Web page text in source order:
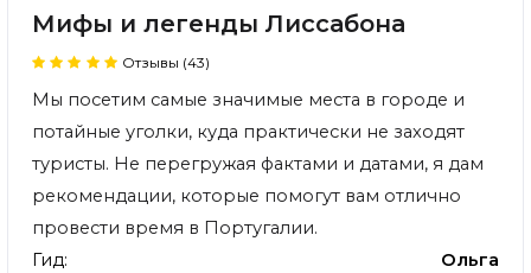
Мифы и легенды Лиссабона
Отзывы (43)
Мы посетим самые значимые места в городе и
потайные уголки, куда практически не заходят
туристы. Не перегружая фактами и датами, я дам
рекомендации, которые помогут вам отлично
провести время в Португалии.
Гид:
Ольга